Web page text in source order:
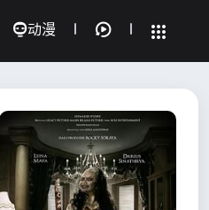
动漫全部影片